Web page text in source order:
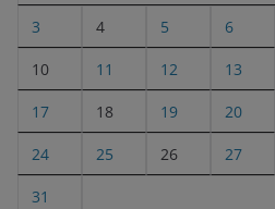
3 4 5 6
10 11 12 13
17 18 19 20
24 25 26 27
31